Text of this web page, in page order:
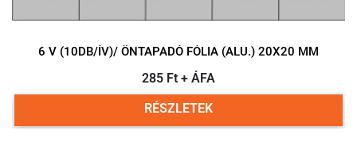
6 V (10DB/ÍV)/ ÖNTAPADÓ FÓLIA (ALU.) 20X20 MM
285 Ft + ÁFA
RÉSZLETEK